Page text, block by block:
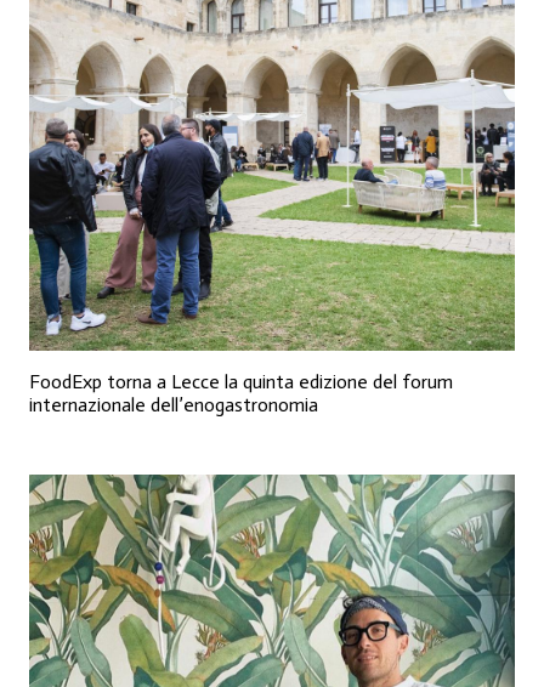
FoodExp torna a Lecce la quinta edizione del forum
internazionale dell’enogastronomia